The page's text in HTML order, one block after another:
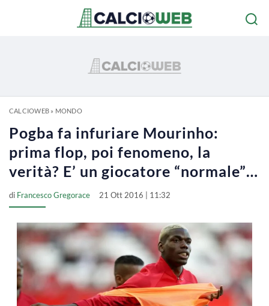
CALCIOWEB» MONDO
Pogba fa infuriare Mourinho:
prima flop, poi fenomeno, la
verità? E’ un giocatore “normale”…
di Francesco Gregorace 21 Ott 2016 | 11:32